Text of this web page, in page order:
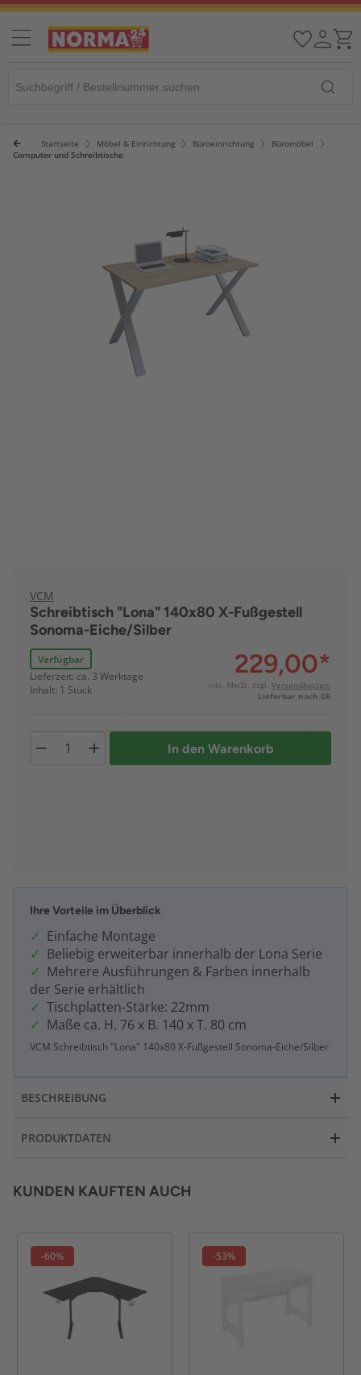
Startseite Möbel & Einrichtung Büroeinrichtung
Büromöbel
Computer und Schreibtische
VCM
Schreibtisch "Lona" 140x80 X-Fußgestell
Sonoma-Eiche/Silber
Verfügbar
Lieferzeit: ca. 3 Werktage
Inhalt: 1 Stück
229,00*
inkl. MwSt. zzgl. Versandkosten:
Lieferbar nach DE
In den Warenkorb
Ihre Vorteile im Überblick
Einfache Montage
Beliebig erweiterbar innerhalb der Lona Serie
Mehrere Ausführungen & Farben innerhalb
der Serie erhältlich
Tischplatten-Stärke: 22mm
Maße ca. H. 76 x B. 140 x T. 80 cm
VCM Schreibtisch "Lona" 140x80 X-Fußgestell Sonoma-Eiche/Silber
BESCHREIBUNG
PRODUKTDATEN
KUNDEN KAUFTEN AUCH
-60% -53%